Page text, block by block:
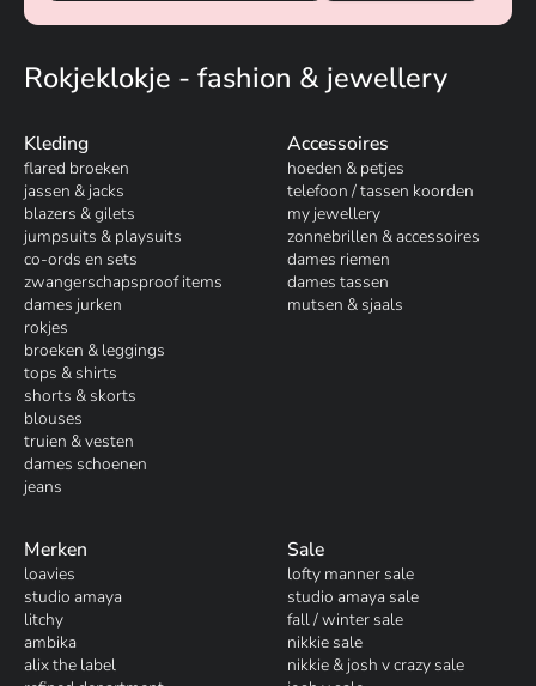
Rokjeklokje - fashion & jewellery
Kleding
flared broeken
jassen & jacks
blazers & gilets
jumpsuits & playsuits
co-ords en sets
zwangerschapsproof items
dames jurken
rokjes
broeken & leggings
tops & shirts
shorts & skorts
blouses
truien & vesten
dames schoenen
jeans
Accessoires
hoeden & petjes
telefoon / tassen koorden
my jewellery
zonnebrillen & accessoires
dames riemen
dames tassen
mutsen & sjaals
Merken
loavies
studio amaya
litchy
ambika
alix the label
Sale
lofty manner sale
studio amaya sale
fall / winter sale
nikkie sale
nikkie & josh v crazy sale